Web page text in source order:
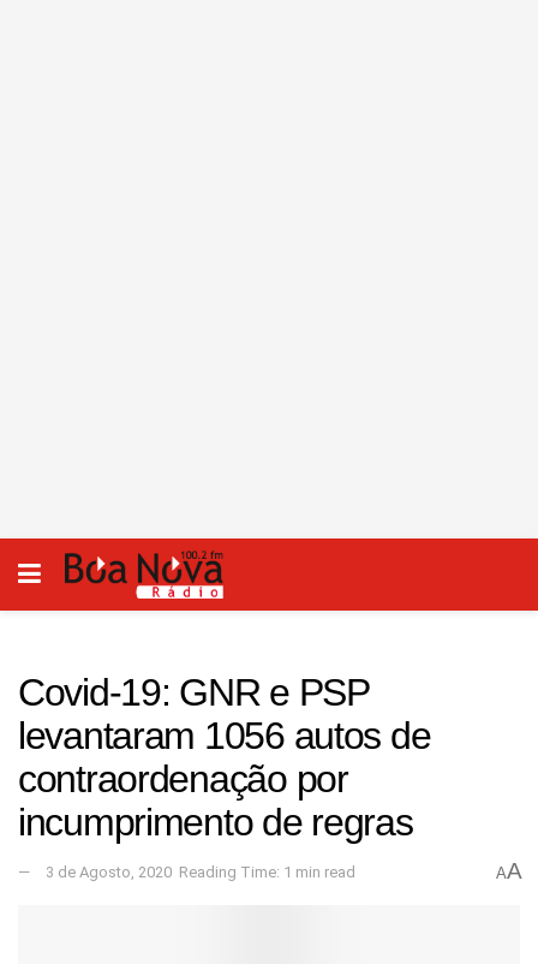
Covid-19: GNR e PSP
levantaram 1056 autos de
contraordenação por
incumprimento de regras
3 de Agosto, 2020 Reading Time: 1 min read AA